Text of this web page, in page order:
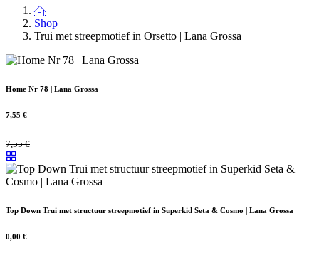
Shop
Trui met streepmotief in Orsetto | Lana Grossa
Home Nr 78 | Lana Grossa
7,55 €
7,55€
Top Down Trui met structuur streepmotief in Superkid Seta & Cosmo | Lana Grossa
0,00 €